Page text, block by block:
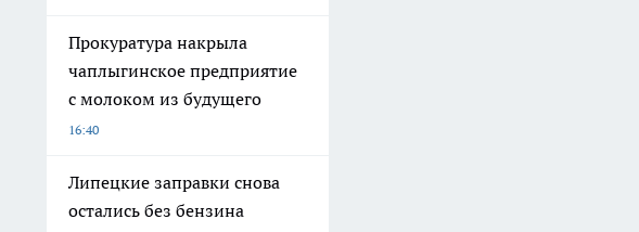
Прокуратура накрыла
чаплыгинское предприятие
с молоком из будущего
16:40
Липецкие заправки снова
остались без бензина